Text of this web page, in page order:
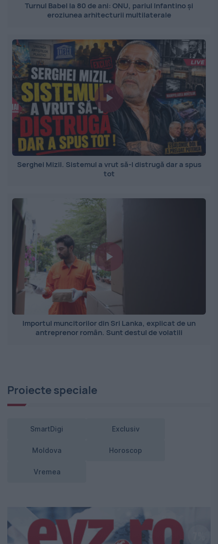
Turnul Babel la 80 de ani: ONU, pariul Infantino și
eroziunea arhitecturii multilaterale
Serghei Mizil. Sistemul a vrut să-l distrugă dar a spus
tot
Importul muncitorilor din Sri Lanka, explicat de un
antreprenor român. Sunt destul de volatili
Proiecte speciale
SmartDigi Exclusiv
Moldova Horoscop
Vremea